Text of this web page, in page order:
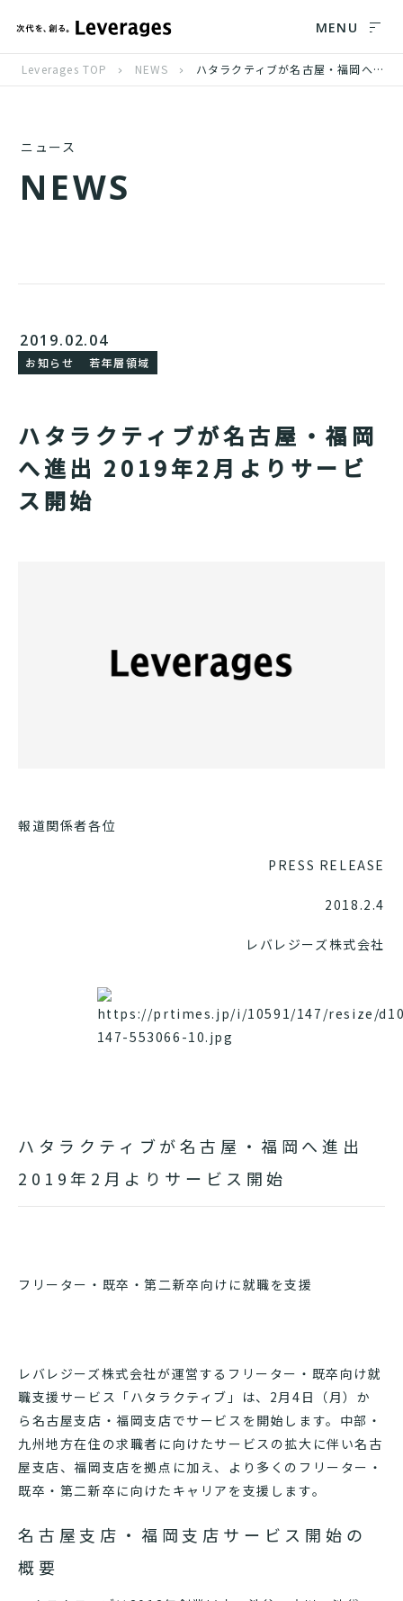
MENU
Leverages TOP NEWS ハタラクティブが名古屋・福岡へ進出 2019年2月よりサービス開始
ニュース
NEWS
2019.02.04
お知らせ 若年層領域
ハタラクティブが名古屋・福岡
へ進出 2019年2月よりサービ
ス開始
報道関係者各位
PRESS RELEASE
2018.2.4
レバレジーズ株式会社
ハタラクティブが名古屋・福岡へ進出
2019年2月よりサービス開始
フリーター・既卒・第二新卒向けに就職を支援
レバレジーズ株式会社が運営するフリーター・既卒向け就
職支援サービス「ハタラクティブ」は、2月4日（月）か
ら名古屋支店・福岡支店でサービスを開始します。中部・
九州地方在住の求職者に向けたサービスの拡大に伴い名古
屋支店、福岡支店を拠点に加え、より多くのフリーター・
既卒・第二新卒に向けたキャリアを支援します。
名古屋支店・福岡支店サービス開始の
概要